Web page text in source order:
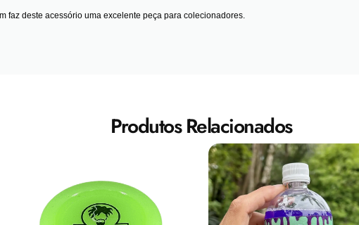
faz deste acessório uma excelente peça para colecionadores.
Produtos Relacionados